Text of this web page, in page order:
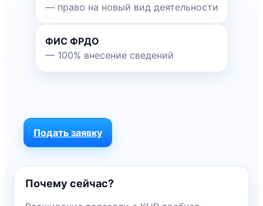
— право на новый вид деятельности
ФИС ФРДО
— 100% внесение сведений
Подать заявку
Почему сейчас?